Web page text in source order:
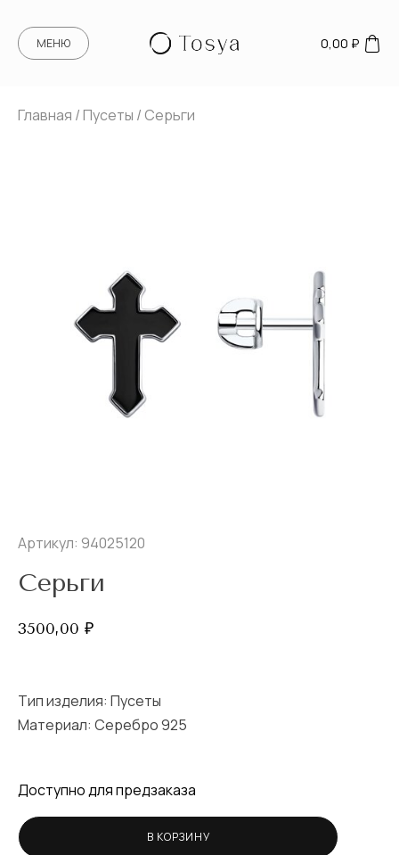
МЕНЮ 0,00 ₽
Главная /Пусеты / Серьги
Артикул: 94025120
Серьги
3500,00 ₽
Тип изделия: Пусеты
Материал: Серебро 925
Доступно для предзаказа
В КОРЗИНУ